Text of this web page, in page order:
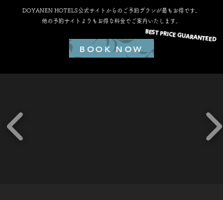
DOYANEN HOTELS公式サイトからのご予約プランが最もお得です。
他の予約サイトよりもお得な料金でご案内いたします。
BEST PRICE GUARANTEED
BOOK NOW